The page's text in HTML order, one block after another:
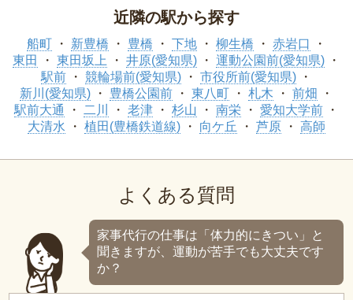
近隣の駅から探す
船町 新豊橋 豊橋 下地 柳生橋
赤岩口
東田
東田坂上 井原(愛知県)
運動公園前(愛知県)
駅前
競輪場前(愛知県)
市役所前(愛知県)
新川(愛知県)
豊橋公園前 東八町 札木
前畑
駅前大通
二川 老津 杉山 南栄
愛知大学前
大清水
植田(豊橋鉄道線) 向ケ丘 芦原 高師
よくある質問
家事代行の仕事は「体力的にきつい」と
聞きますが、運動が苦手でも大丈夫です
か？